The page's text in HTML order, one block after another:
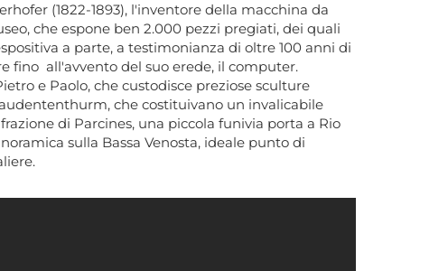
(1822-1893), l'inventore della macchina da
che espone ben 2.000 pezzi pregiati, dei quali
a parte, a testimonianza di oltre 100 anni di
fino all'avvento del suo erede, il computer.
e Paolo, che custodisce preziose sculture
che costituivano un invalicabile
di Parcines, una piccola funivia porta a Rio
sulla Bassa Venosta, ideale punto di